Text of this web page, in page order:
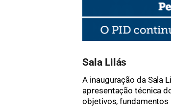
Sala Lilás
A inauguração da Sala
apresentação técnica
objetivos, fundamentos